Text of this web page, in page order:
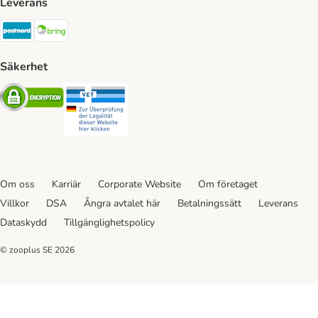
Postnord Shipping Method
Säkerhet
Security
Om oss Karriär Corporate Website
Om företaget
Villkor
DSA Ångra avtalet här Betalningssätt
Leverans
Dataskydd
Tillgänglighetspolicy
© zooplus SE 2026